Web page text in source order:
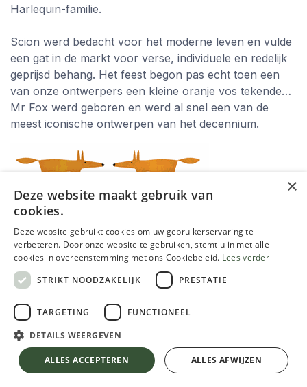
Harlequin-familie.
Scion werd bedacht voor het moderne leven en vulde
een gat in de markt voor verse, individuele en redelijk
geprijsd behang. Het feest begon pas echt toen een
van onze ontwerpers een kleine oranje vos tekende…
Mr Fox werd geboren en werd al snel een van de
meest iconische ontwerpen van het decennium.
bekijk hier de collectie
×
Deze website maakt gebruik van
cookies.
Deze website gebruikt cookies om uw gebruikerservaring te
verbeteren. Door onze website te gebruiken, stemt u in met alle
cookies in overeenstemming met ons Cookiebeleid. Lees verder
STRIKT NOODZAKELIJK
PRESTATIE
TARGETING FUNCTIONEEL
DETAILS WEERGEVEN
ALLES ACCEPTEREN ALLES AFWIJZEN